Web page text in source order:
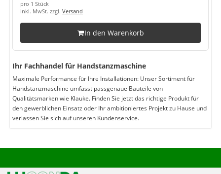
pro 1 Stück
inkl. MwSt. zzgl. Versand
In den Warenkorb
Ihr Fachhandel für Handstanzmaschine
Maximale Performance für Ihre Installationen: Unser Sortiment für
Handstanzmaschine umfasst passgenaue Bauteile von
Qualitätsmarken wie Klauke. Finden Sie jetzt das richtige Produkt für
den gewerblichen Einsatz oder Ihr ambitioniertes Projekt zu Hause und
verlassen Sie sich auf unseren Kundenservice.